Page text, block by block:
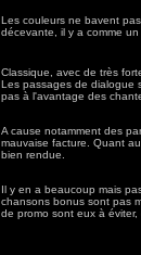
Les couleurs ne bavent
décevante, il y a comme
Classique, avec de très
Les passages de dialogue
pas à l'avantage des
A cause notamment des
mauvaise facture. Quant
bien rendue.
Il y en a beaucoup mais
chansons bonus sont pas
de promo sont eux à éviter,